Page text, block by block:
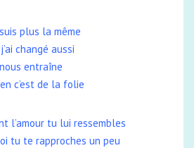
plus la même
changé aussi
entraîne
c’est de la folie
l’amour tu lui ressembles
tu te rapproches un peu